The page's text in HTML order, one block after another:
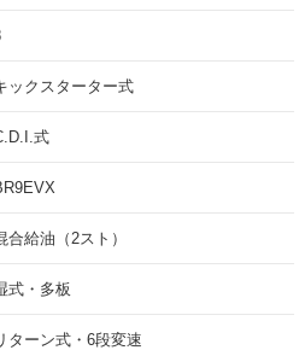
チェンジ
イナーチェンジ
ックスターター式
式
合給油（2スト）
式・多板
ターン式・6段変速